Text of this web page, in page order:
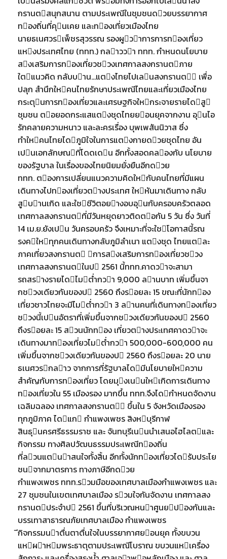
กรานตสนุกสนาน ตามประเพณีในชุมชนดวยบรรยากาศ
ทองถิ่นที่คุนเคย และทองเที่ยวเมืองไทย
นายธเนศวรเพ็ชรสุวรรณ รองผูวาการการทองเที่ยว
แหงประเทศไทย (ททท.) กลาววา ททท. กําหนดนโยบาย
สงเสริมการทองเที่ยวชวงเทศกาลสงกรานตภาย
ใตแนวคิด กลับบาน…แตงไทยไปเลนสงกรานต เพื่อ
ปลุก สํานึกใหคนไทยรักษาประเพณีไทยและเที่ยวเมืองไทย
กระตุนการทองเที่ยวและเศรษฐกิจใหกระจายรายไดสู
ชุมชน ตอยอดกระแสแตงชุดไทยยอนยุคจากงาน อุนไอ
รักคลายความหนาว และละครเรื่อง บุพเพสันนิวาส ซึ่ง
ทําใหคนไทยไดภูมิใจในการแตงกายดวยชุดไทย อัน
เปนเอกลักษณที่โดดเดน อีกทั้งสอดคลองกับ นโยบาย
ของรัฐบาล ในเรื่องของไทยนิยมยั่งยืนอีกดวย
ททท. ตองการเปลี่ยนแนวความคิดใหกับคนไทยที่มีแผน
เดินทางไปทองเที่ยวตางประเทศ ใหหันมาเดินทาง กลับ
สูบานเกิด และใชชีวิตอยางอบอุนกับครอบครัวตลอด
เทศกาลสงกรานตที่มีวันหยุดยาวติดตอกัน 5 วัน ซึ่ง วันที่
14 เม.ย.ยังเปน วันครอบครัว จึงเหมาะที่จะใชโอกาสนี้รณ
รงคใหทุกคนเดินทางกลับภูมิลําเนา แตงชุด ไทยแตละ
ภาคเที่ยวสงกรานต การสงเสริมการทองเที่ยวชวง
เทศกาลสงกรานตในป 2561 นี้ททท.คาดวาจะสามา
รถสรางรายไดไมตํ่ากวา 9,000 ลานบาท เพิ่มขึ้นจา
กชวงเดียวกันของป 2560 ถึงรอยละ 15 ขณะที่นักทอง
เที่ยวชาวไทยจะมีไมตํ่ากวา 3 ลานคนที่เดินทางทองเที่ยว
ชวงนี้เปนอัตราที่เพิ่มขึ้นจากชวงเดียวกันของป 2560
ถึงรอยละ 15 สวนนักทอง เที่ยวตางประเทศคาดวาจะ
เดินทางมาทองเที่ยวไมตํ่ากวา 500,000-600,000 คน
เพิ่มขึ้นจากชวงเดียวกันของป 2560 ถึงรอยละ 20 นาย
ธเนศวรกลาว จากการที่รัฐบาลไดมีนโยบายใหความ
สําคัญกับการทองเที่ยว โดยมุงเนนใหเกิดการเดินทาง
ทองเที่ยวใน 55 เมืองรอง มากขึ้น ททท.จึงไดกําหนดจัดงาน
เฉลิมฉลอง เทศกาลสงกรานต ขึ้นใน 5 จังหวัดเมืองรอง
ทุกภูมิภาค ไดแก กําแพงเพชร สิงหบุรีกาฬ
สินธุนครศรีธรรมราช และ จันทบุรีเนนนําเสนอไฮไลตและ
กิจกรรม ทางศิลปวัฒนธรรมประเพณีทองถิ่น
ที่ลวนแตนาสนใจทั้งสิ้น อีกทั้งนักทองเที่ยวไดรับประโย
ชนจากมาตรการ ทางภาษีอีกดวย
กําแพงเพชร ททท.รวมมือของเทศบาลเมืองกําแพงเพชร และ
27 ชุมชนในเขตเทศบาลเมือง รวมใจกันจัดงาน เทศกาลสง
กรานตประจําป 2561 ขึ้นที่บริเวณหนาศูนยปองกันและ
บรรเทาสาธารณภัยเทศบาลเมือง กําแพงเพชร
ีกิจกรรมนาตื่นตาตื่นใจในบรรยากาศยอนยุค ทั้งขบวน
แหผาหมพระธาตุตามประเพณีโบราณ ขบวนแหเครื่อง